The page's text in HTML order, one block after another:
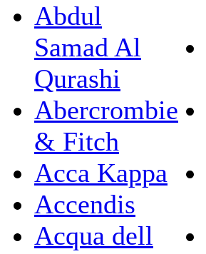
Abdul
Samad Al
Qurashi
Abercrombie
& Fitch
Acca Kappa
Accendis
Acqua dell